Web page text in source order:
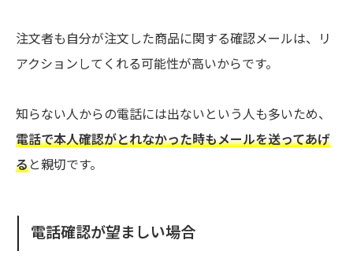
注文者も自分が注文した商品に関する確認メールは、リ
アクションしてくれる可能性が高いからです。
知らない人からの電話には出ないという人も多いため、
電話で本人確認がとれなかった時もメールを送ってあげ
ると親切です。
電話確認が望ましい場合